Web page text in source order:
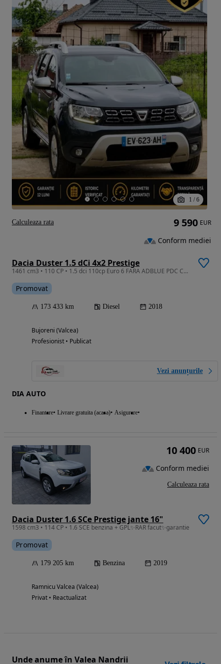
1 / 6
Dacia Duster 1.5 dCi 4x2 Prestige
1461 cm3 • 110 CP • 1.5 dci 110cp Euro 6 FARA ADBLUE PDC Carlig remorca
Promovat
173 433 km Diesel 2018
Bujoreni (Valcea)
Profesionist • Publicat
Vezi anunțurile
DIA AUTO
Finantare Livrare gratuita (acasa) Asigurare
9 590 EUR
Conform mediei
Calculeaza rata
Dacia Duster 1.6 SCe Prestige jante 16"
1598 cm3 • 114 CP • 1.6 SCE benzina + GPL✨️RAR facut✨️garantie
Promovat
179 205 km Benzina 2019
Ramnicu Valcea (Valcea)
Privat • Reactualizat
10 400 EUR
Conform mediei
Calculeaza rata
Unde anume în Valea Nandrii